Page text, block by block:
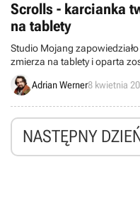
wstępnie wyznaczony na
Scrolls - karcianka
na tablety
Studio Mojang
zmierza na tablety i oparta
mikropłatnościami.
Adrian Werner8 kwietnia
NASTĘPNY